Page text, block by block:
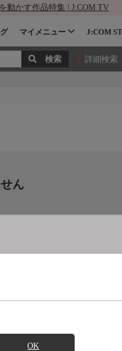
動かす作品特集 | J:COM TV
マイメニュー J:COM
詳細検索
OK
ん